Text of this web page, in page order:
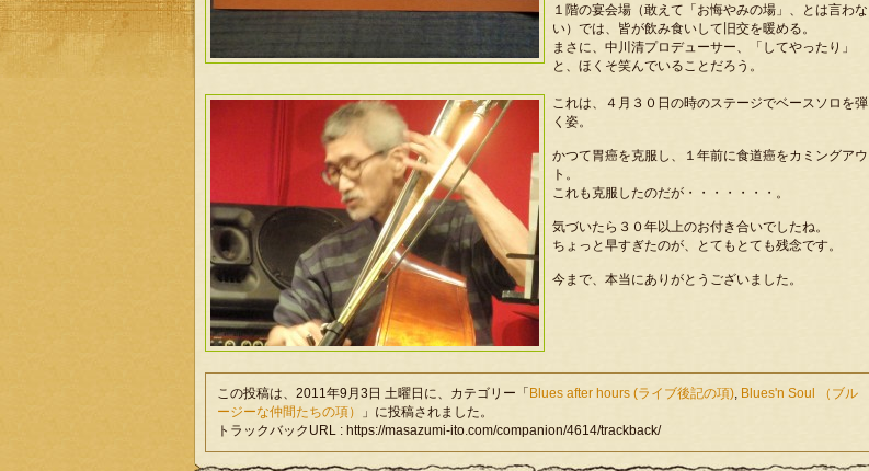
１階の宴会場（敢えて「お悔やみの場」、とは言わな
い）では、皆が飲み食いして旧交を暖める。
まさに、中川清プロデューサー、「してやったり」
と、ほくそ笑んでいることだろう。
これは、４月３０日の時のステージでベースソロを弾
く姿。
かつて胃癌を克服し、１年前に食道癌をカミングアウ
ト。
これも克服したのだが・・・・・・・。
気づいたら３０年以上のお付き合いでしたね。
ちょっと早すぎたのが、とてもとても残念です。
今まで、本当にありがとうございました。
この投稿は、2011年9月3日 土曜日に、カテゴリー「 Blues after hours (ライブ後記の項), Blues'n Soul （ブル
ージーな仲間たちの項）
」に投稿されました。
トラックバックURL : https://masazumi-ito.com/companion/4614/trackback/